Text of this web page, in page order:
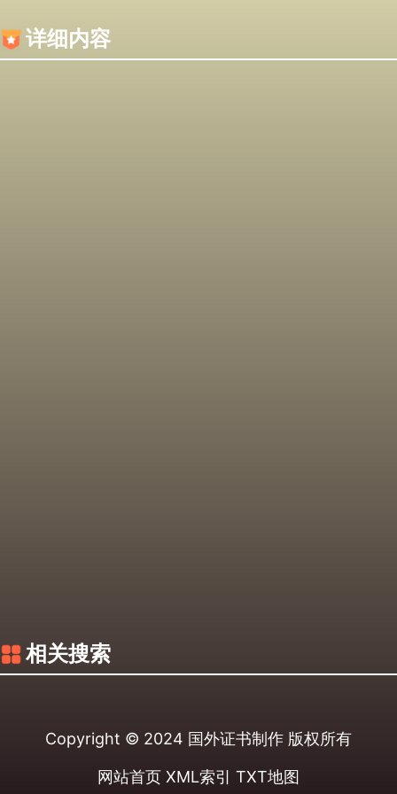
详细内容
相关搜索
Copyright © 2024 国外证书制作 版权所有
网站首页 XML索引 TXT地图